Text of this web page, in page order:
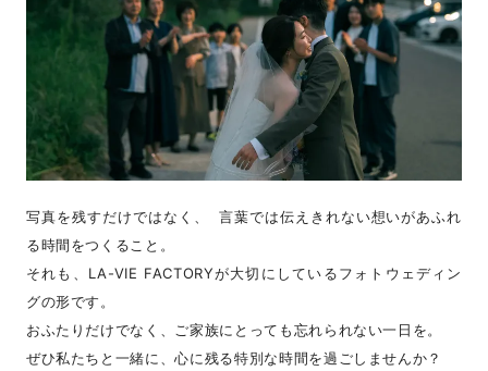
写真を残すだけではなく、 言葉では伝えきれない想いがあふれ
る時間をつくること。
それも、LA-VIE FACTORYが大切にしているフォトウェディン
グの形です。
おふたりだけでなく、ご家族にとっても忘れられない一日を。
ぜひ私たちと一緒に、心に残る特別な時間を過ごしませんか？